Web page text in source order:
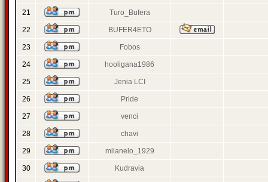
21 Turo_Bufera
22 BUFER4ETO
23 Fobos
24 hooligana1986
25 Jenia LCI
26 Pride
27 venci
28 chavi
29 milanelo_1929
30 Kudravia